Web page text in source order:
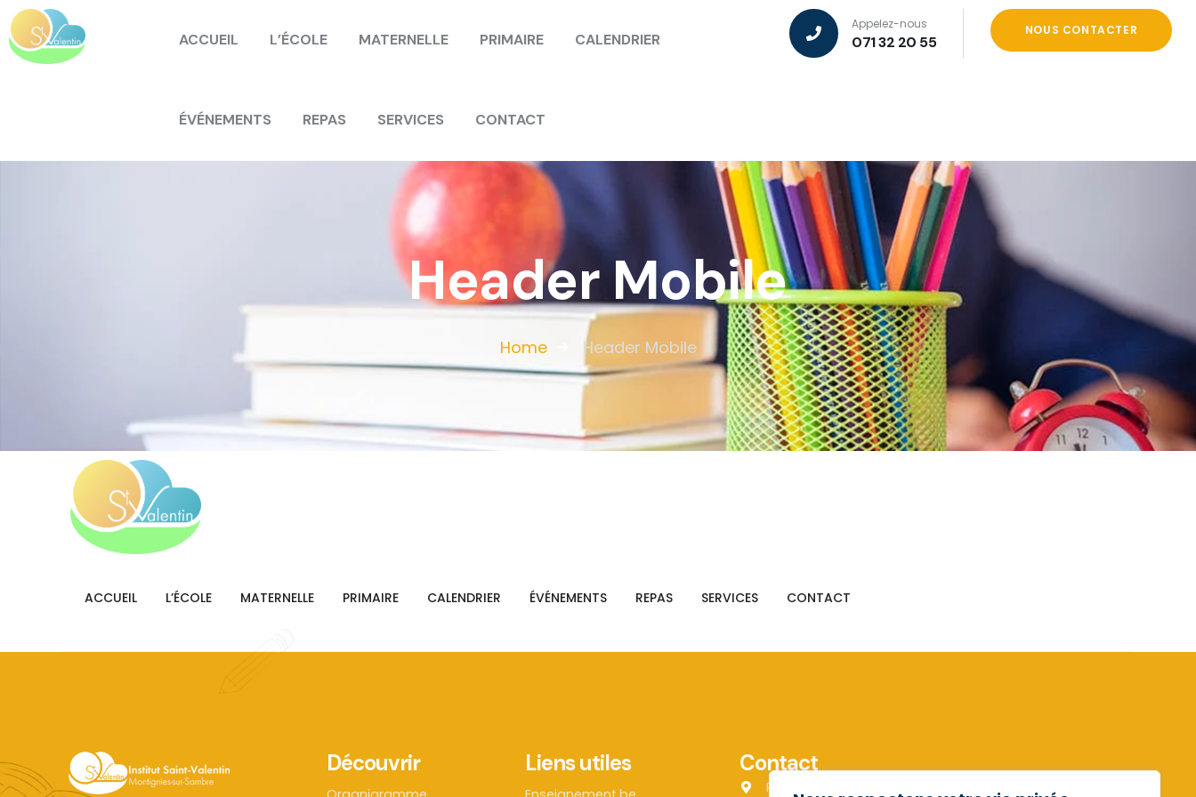
ACCUEIL L’ÉCOLE MATERNELLE PRIMAIRE CALENDRIER
ÉVÉNEMENTS REPAS SERVICES CONTACT
Appelez-nous
071 32 20 55
NOUS CONTACTER
Header Mobile
Home Header Mobile
ACCUEIL L’ÉCOLE MATERNELLE PRIMAIRE CALENDRIER ÉVÉNEMENTS REPAS SERVICES CONTACT
Découvrir Liens utiles Contact
Rue Saint-Valentin 29 6061 Charleroi